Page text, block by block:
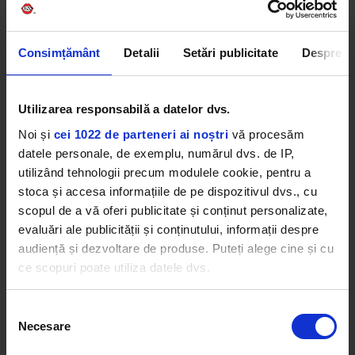
Consimțământ Detalii Setări publicitate Despre
Utilizarea responsabilă a datelor dvs.
Noi și cei 1022 de parteneri ai noștri vă procesăm
datele personale, de exemplu, numărul dvs. de IP,
utilizând tehnologii precum modulele cookie, pentru a
stoca și accesa informațiile de pe dispozitivul dvs., cu
scopul de a vă oferi publicitate și conținut personalizate,
evaluări ale publicității și conținutului, informații despre
audiență și dezvoltare de produse. Puteți alege cine și cu
ce scopuri poate utiliza datele dvs.
Să colectăm informațiile cu privire la locația dvs.
consimțământului
Necesare